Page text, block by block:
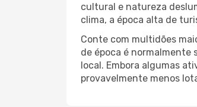
cultural e natureza
clima, a época alta de
Conte com multidões
de época é normalmente
local. Embora algumas
provavelmente menos